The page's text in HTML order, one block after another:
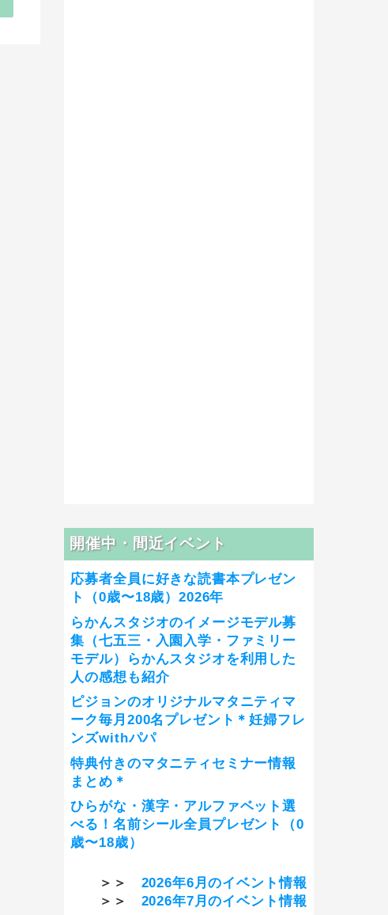
開催中・間近イベント
応募者全員に好きな読書本プレゼン
ト（0歳〜18歳）2026年
らかんスタジオのイメージモデル募
集（七五三・入園入学・ファミリー
モデル）らかんスタジオを利用した
人の感想も紹介
ピジョンのオリジナルマタニティマ
ーク毎月200名プレゼント＊妊婦フレ
ンズwithパパ
特典付きのマタニティセミナー情報
まとめ＊
ひらがな・漢字・アルファベット選
べる！名前シール全員プレゼント（0
歳〜18歳）
＞＞ 2026年6月のイベント情報
＞＞ 2026年7月のイベント情報